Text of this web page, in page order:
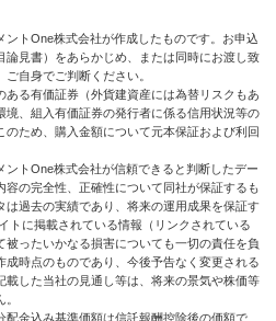
トOne株式会社が作成したものです。お申込
論見書）をあらかじめ、または同時にお渡し致
自身でご判断ください。
る有価証券（外貨建資産には為替リスクもあ
境、組入有価証券の発行者に係る信用状況等の
ため、購入金額について元本保証および利回
トOne株式会社が信頼できると判断したデー
容の完全性、正確性について同社が保証するも
過去の実績であり、将来の運用成果を保証す
トに掲載されている情報（リンクされている
ったいかなる損害についても一切の責任を負
成時点のものであり、今後予告なく変更される
した当社の見通し等は、将来の景気や株価等
金込み基準価額は信託報酬控除後の価額で